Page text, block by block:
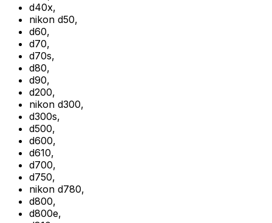
d40x,
nikon d50,
d60,
d70,
d70s,
d80,
d90,
d200,
nikon d300,
d300s,
d500,
d600,
d610,
d700,
d750,
nikon d780,
d800,
d800e,